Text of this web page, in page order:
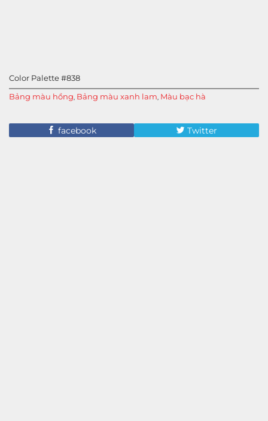
Color Palette #838
Bảng màu hồng, Bảng màu xanh lam, Màu bạc hà
facebook Twitter